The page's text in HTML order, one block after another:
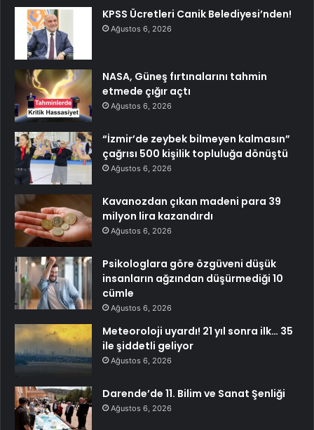
KPSS Ücretleri Canik Belediyesi’nden!
Ağustos 6, 2026
NASA, Güneş fırtınalarını tahmin
etmede çığır açtı
Ağustos 6, 2026
“İzmir’de zeybek bilmeyen kalmasın”
çağrısı 500 kişilik topluluğa dönüştü
Ağustos 6, 2026
Kavanozdan çıkan madeni para 39
milyon lira kazandırdı
Ağustos 6, 2026
Psikologlara göre özgüveni düşük
insanların ağzından düşürmediği 10
cümle
Ağustos 6, 2026
Meteoroloji uyardı! 21 yıl sonra ilk… 35
ile şiddetli geliyor
Ağustos 6, 2026
Darende’de 11. Bilim ve Sanat Şenliği
Ağustos 6, 2026